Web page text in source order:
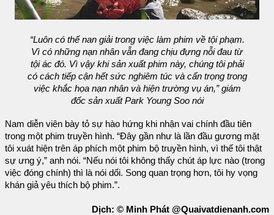
“Luôn có thế nan giải trong việc làm phim về tội phạm.
Vì có những nạn nhân vẫn đang chịu đựng nỗi đau từ
tội ác đó. Vì vậy khi sản xuất phim này, chúng tôi phải
có cách tiếp cận hết sức nghiêm túc và cẩn trọng trong
việc khắc họa nạn nhân và hiện trường vụ án,” giám
đốc sản xuất Park Young Soo nói
Nam diễn viên bày tỏ sự hào hứng khi nhận vai chính đầu tiên
trong một phim truyền hình. “Đây gần như là lần đầu gương mặt
tôi xuát hiện trên áp phích một phim bộ truyền hình, vì thế tôi thật
sự ưng ý,” anh nói. “Nếu nói tôi không thấy chút áp lực nào (trong
việc đóng chính) thì là nói dối. Song quan trọng hơn, tôi hy vọng
khán giả yêu thích bộ phim.”.
Dịch: © Minh Phát @Quaivatdienanh.com